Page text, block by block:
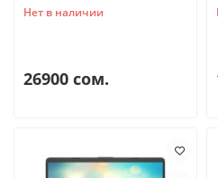
Нет в наличии
26900 сом.